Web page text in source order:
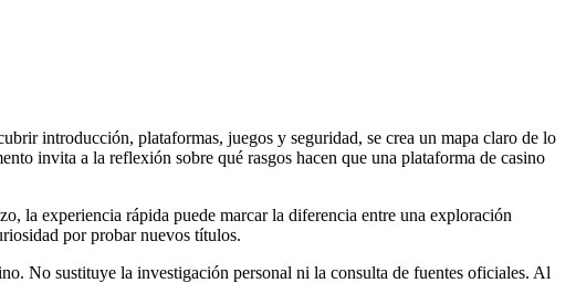
introducción, plataformas, juegos y seguridad, se crea un mapa claro de lo
invita a la reflexión sobre qué rasgos hacen que una plataforma de casino
la experiencia rápida puede marcar la diferencia entre una exploración
por probar nuevos títulos.
No sustituye la investigación personal ni la consulta de fuentes oficiales. Al